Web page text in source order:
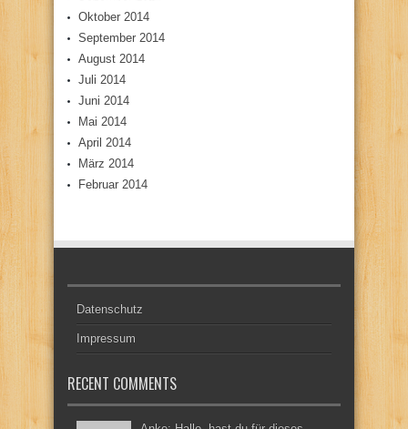
Oktober 2014
September 2014
August 2014
Juli 2014
Juni 2014
Mai 2014
April 2014
März 2014
Februar 2014
Datenschutz
Impressum
RECENT COMMENTS